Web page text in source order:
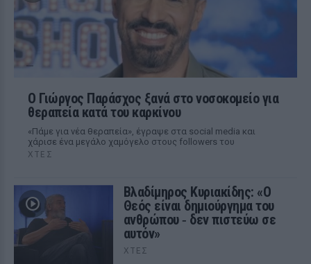
O Γιώργος Παράσχος ξανά στο νοσοκομείο για
θεραπεία κατά του καρκίνου
«Πάμε για νέα θεραπεία», έγραψε στα social media και
χάρισε ένα μεγάλο χαμόγελο στους followers του
ΧΤΕΣ
Βλαδίμηρος Κυριακίδης: «Ο
Θεός είναι δημιούργημα του
ανθρώπου ‑ δεν πιστεύω σε
αυτόν»
ΧΤΕΣ